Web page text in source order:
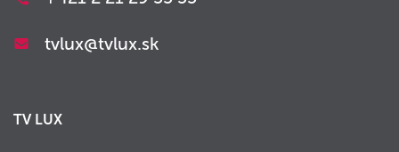
tvlux@tvlux.sk
TV LUX